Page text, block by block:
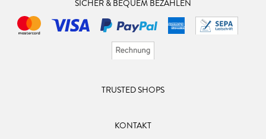
SICHER & BEQUEM BEZAHLEN
TRUSTED SHOPS
KONTAKT